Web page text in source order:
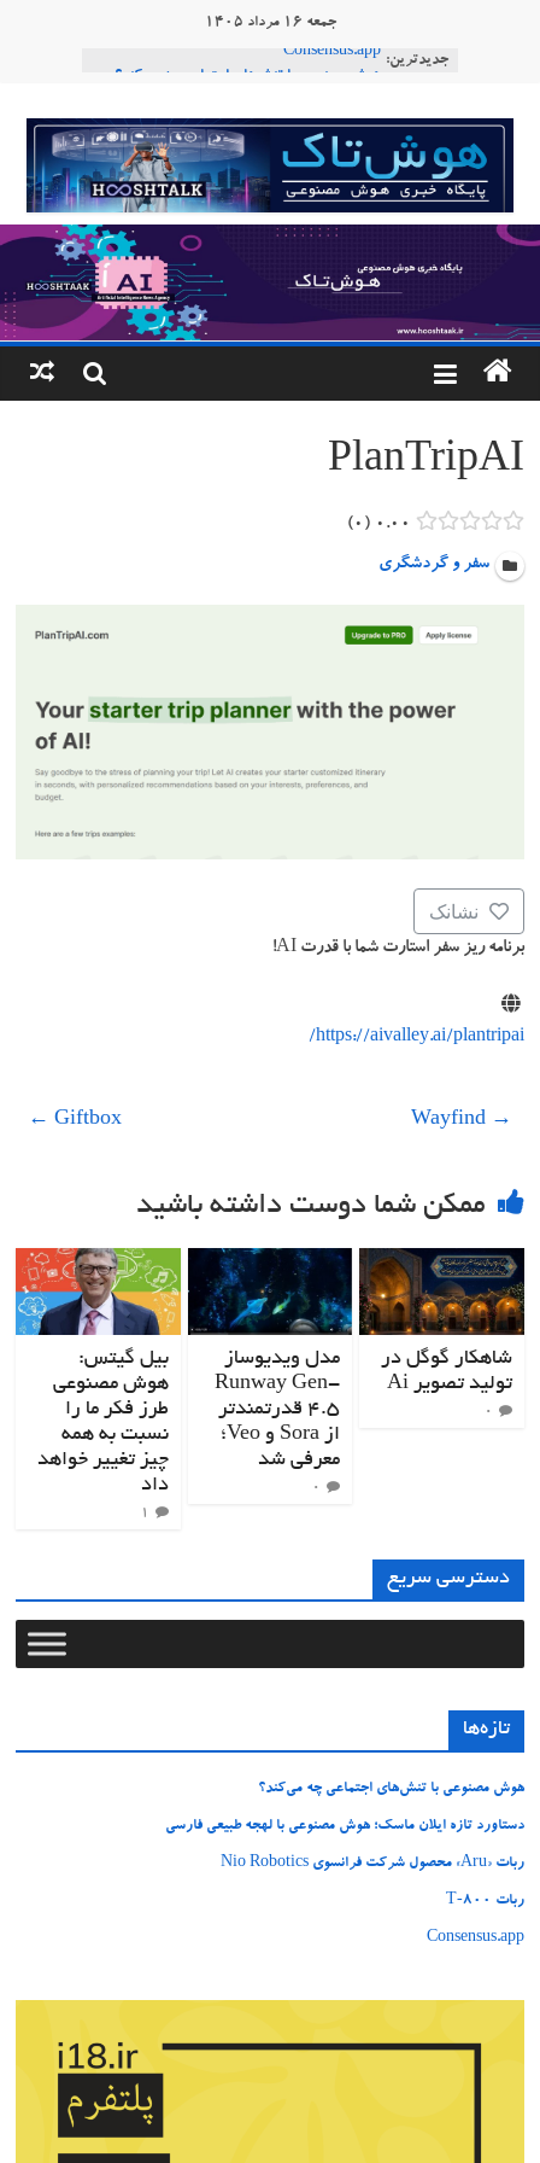
جمعه ۱۶ مرداد ۱۴۰۵
جدیدترین:
Consensus.app
طبیعی فارسی
ربات «Aru» محصول شرکت فرانسوی Nio
Robotics
ربات T‑800
هوشتاک
پایگاه
خبری
هوش
مصنوعی
www.hooshtaak.ir
PlanTripAI
۰.۰۰ ۰
سفر و گردشگری
نشانک
برنامه ریز سفر استارت شما با قدرت AI!
https://aivalley.ai/plantripai/
→
Wayfind
Giftbox
←
ممکن شما دوست داشته باشید
شاهکار گوگل در
تولید تصویر Ai
۰
مدل ویدیوساز
Runway Gen-
4.5 قدرتمندتر
از Sora و Veo؛
معرفی شد
۰
بیل گیتس:
هوش مصنوعی
طرز فکر ما را
نسبت به همه
چیز تغییر خواهد
داد
۱
دسترسی سریع
تازه‌ها
هوش مصنوعی با تنش‌های اجتماعی چه می‌کند؟
دستاورد تازه ایلان ماسک؛ هوش مصنوعی با لهجه طبیعی فارسی
ربات «Aru» محصول شرکت فرانسوی Nio Robotics
ربات T‑800
Consensus.app